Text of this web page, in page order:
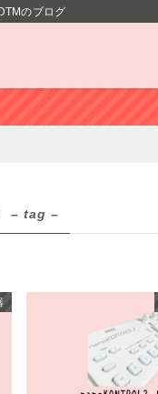
のブログ
– tag –